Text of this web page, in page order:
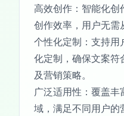
高效创作：智能化创
创作效率，用户无需
个性化定制：支持用
化定制，确保文案符
及营销策略。
广泛适用性：覆盖
域，满足不同用户的